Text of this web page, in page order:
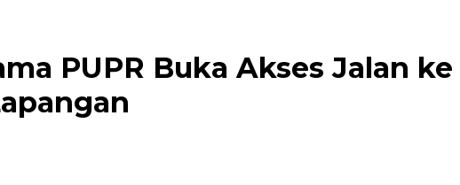
PUPR Buka Akses Jalan